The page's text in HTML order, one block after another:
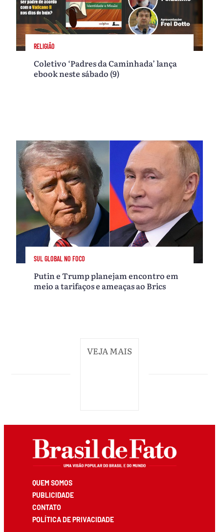
RELIGIÃO
Coletivo ‘Padres da Caminhada’ lança
ebook neste sábado (9)
SUL GLOBAL NO FOCO
Putin e Trump planejam encontro em
meio a tarifaços e ameaças ao Brics
VEJA MAIS
QUEM SOMOS
PUBLICIDADE
CONTATO
POLÍTICA DE PRIVACIDADE